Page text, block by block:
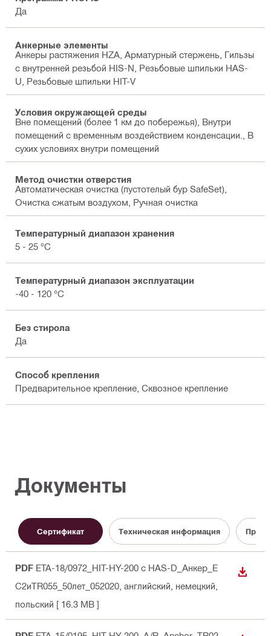
Да
Анкерные элементы
Анкеры растяжения HZA, Арматурный стержень, Гильзы
с внутренней резьбой HIS-N, Резьбовые шпильки HAS-
U, Резьбовые шпильки HIT-V
Условия окружающей среды
Вне помещений (более 1 км до побережья), Внутри
помещений с временным воздействием конденсации., В
сухих условиях внутри помещений
Метод очистки отверстия
Автоматическая очистка (пустотелый бур SafeSet),
Очистка сжатым воздухом, Ручная очистка
Температурный диапазон хранения
5 - 25 °C
Температурный диапазон эксплуатации
-40 - 120 °C
Без стирола
Да
Способ крепления
Предварительное крепление, Сквозное крепление
Документы
Сертификат Техническая информация
PDF ETA-18/0972_HIT-HY-200 с HAS-D_Анкер_E
C2иTR055_50лет_052020 , английский, немецкий,
польский [ 16.3 MB ]